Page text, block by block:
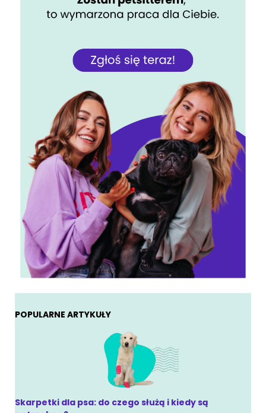
POPULARNE ARTYKUŁY
Skarpetki dla psa: do czego służą i kiedy są